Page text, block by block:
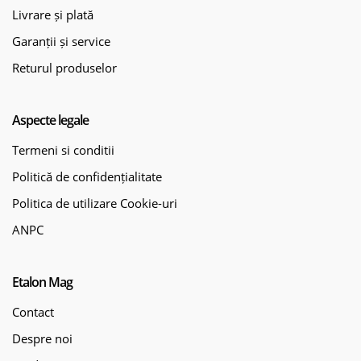
Livrare și plată
Garanții și service
Returul produselor
Aspecte legale
Termeni si conditii
Politică de confidențialitate
Politica de utilizare Cookie-uri
ANPC
Etalon Mag
Contact
Despre noi